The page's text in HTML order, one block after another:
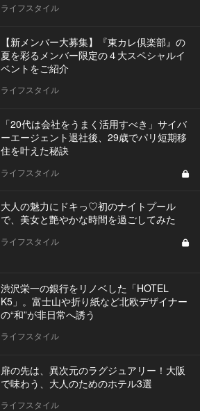
ライフスタイル
【新メンバー大募集】『東カレ倶楽部』の
夏を彩るメンバー限定の４大スペシャルイ
ベントをご紹介
ライフスタイル
「20代は会社をうまく活用すべき」サイバ
ーエージェント退社後、29歳でパリ短期移
住を叶えた秘訣
ライフスタイル
大人の魅力にドキっ♡初のナイトプール
で、美女と艶やかな時間を過ごしてみた
ライフスタイル
渋沢栄一の銀行をリノベした「HOTEL
K5」。富士山や折り紙など北欧デザイナー
の“和”が非日常へ誘う
ライフスタイル
扉の先は、異次元のラグジュアリー！大阪
で味わう、大人のためのホテル3選
ライフスタイル